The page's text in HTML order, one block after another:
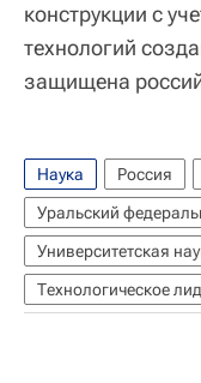
конструкции с
технологий
защищена
Наука Россия
Уральский
Университетская
Технологическое